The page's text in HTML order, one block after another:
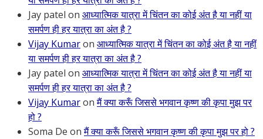
Jay patel on आध्यात्मिक यात्रा में चिंतन का कोई अंत है या नहीं या
समर्पण ही हर यात्रा का अंत है ?
Vijay Kumaron आध्यात्मिक यात्रा में चिंतन का कोई अंत है या नहीं
या समर्पण ही हर यात्रा का अंत है ?
Jay patel on आध्यात्मिक यात्रा में चिंतन का कोई अंत है या नहीं या
समर्पण ही हर यात्रा का अंत है ?
Vijay Kumaronमैं क्या करूँ जिससे भगवान कृष्ण की कृपा मुझ पर
हो ?
Soma De onमैं क्या करूँ जिससे भगवान कृष्ण की कृपा मुझ पर हो ?